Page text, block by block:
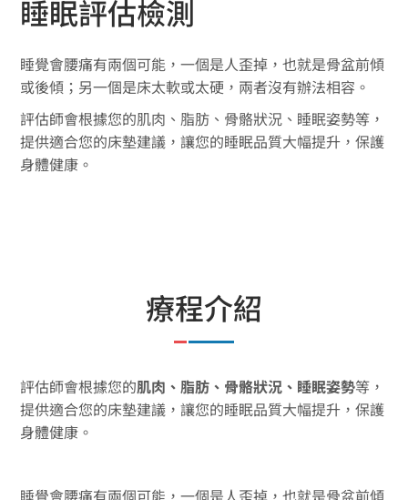
睡眠評估檢測
睡覺會腰痛有兩個可能，一個是人歪掉，也就是骨盆前傾
或後傾；另一個是床太軟或太硬，兩者沒有辦法相容。
評估師會根據您的肌肉、脂肪、骨骼狀況、睡眠姿勢等，
提供適合您的床墊建議，讓您的睡眠品質大幅提升，保護
身體健康。
療程介紹
評估師會根據您的肌肉、脂肪、骨骼狀況、睡眠姿勢等，
提供適合您的床墊建議，讓您的睡眠品質大幅提升，保護
身體健康。
睡覺會腰痛有兩個可能，一個是人歪掉，也就是骨盆前傾